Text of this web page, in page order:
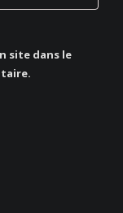
site dans le